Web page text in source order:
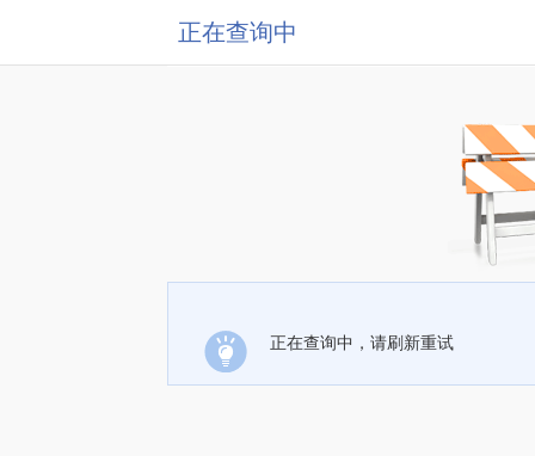
正在查询中
正在查询中，请刷新重试